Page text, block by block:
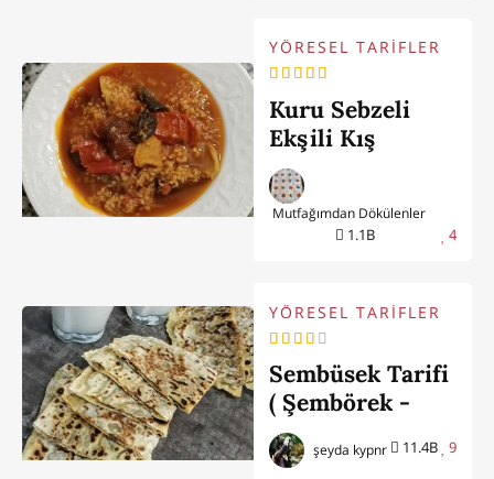
YÖRESEL TARİFLER
Kuru Sebzeli
Ekşili Kış
Yemeği (Burdur
Yöresi)
1.1B 4
Mutfağımdan Dökülenler
YÖRESEL TARİFLER
Sembüsek Tarifi
( Şembörek -
Mardin Yöresi -
Kapalı
11.4B 9
şeyda kypnr